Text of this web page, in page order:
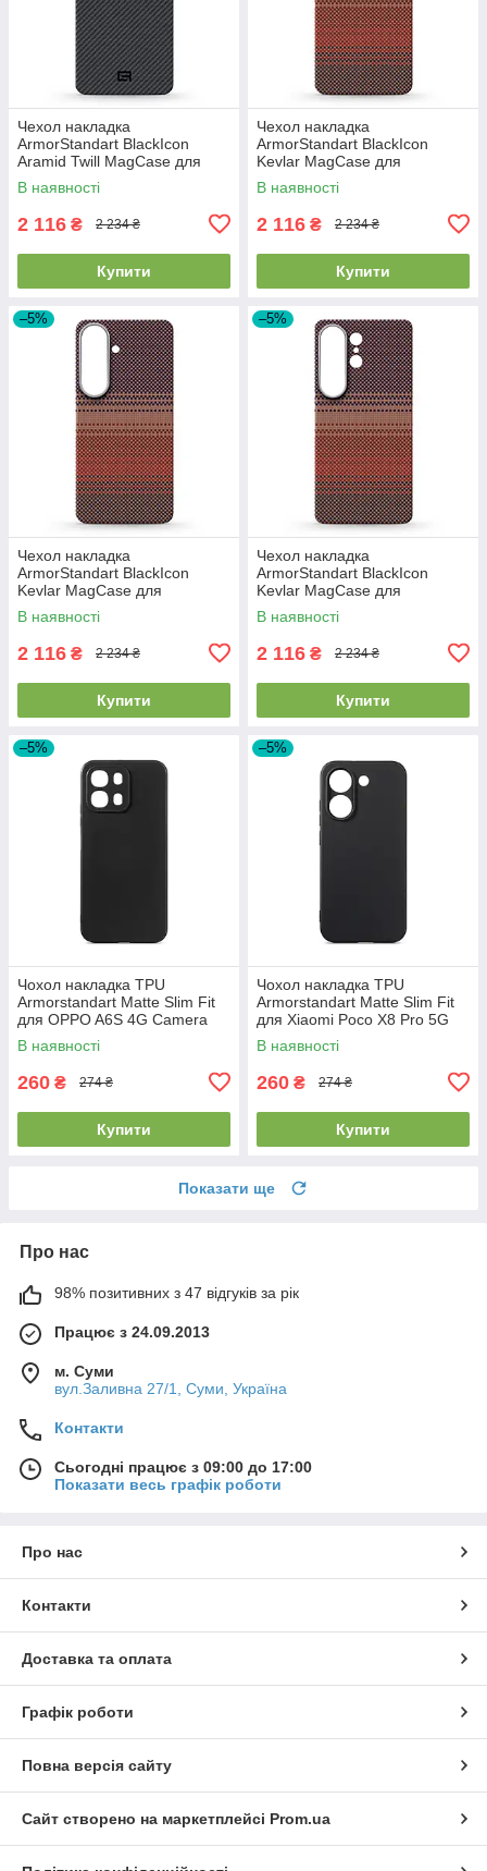
Чехол накладка
ArmorStandart BlackIcon
Aramid Twill MagCase для
Samsung S26 Plus Black
(ARM90146)
В наявності
2 116 ₴ 2 234 ₴
Купити
Чехол накладка
ArmorStandart BlackIcon
Kevlar MagCase для
Samsung S26 Plus Sunset
(ARM90157)
В наявності
2 116 ₴ 2 234 ₴
Купити
–5%
Чехол накладка
ArmorStandart BlackIcon
Kevlar MagCase для
Samsung S26 Sunset
(ARM90156)
В наявності
2 116 ₴ 2 234 ₴
Купити
–5%
Чехол накладка
ArmorStandart BlackIcon
Kevlar MagCase для
Samsung S26 Ultra Sunset
(ARM90158)
В наявності
2 116 ₴ 2 234 ₴
Купити
–5%
Чохол накладка TPU
Armorstandart Matte Slim Fit
для OPPO A6S 4G Camera
cover Black (ARM90347)
В наявності
260 ₴ 274 ₴
Купити
–5%
Чохол накладка TPU
Armorstandart Matte Slim Fit
для Xiaomi Poco X8 Pro 5G
Camera cover Black
(ARM90712)
В наявності
260 ₴ 274 ₴
Купити
Показати ще
Про нас
98% позитивних з 47 відгуків за рік
Працює з 24.09.2013
м. Суми
вул.Заливна 27/1, Суми, Україна
Контакти
Сьогодні працює з 09:00 до 17:00
Показати весь графік роботи
Про нас
Контакти
Доставка та оплата
Графік роботи
Повна версія сайту
Сайт створено на маркетплейсі Prom.ua